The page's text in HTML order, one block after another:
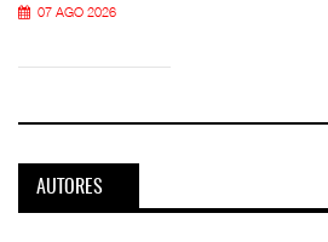
07 AGO 2026
AUTORES